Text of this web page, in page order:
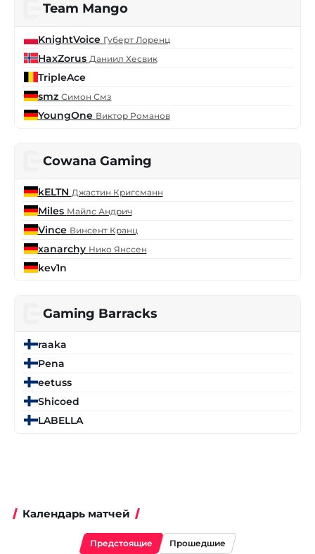
Team Mango
KnightVoice Губерт Лоренц
HaxZorus Даниил Хесвик
TripleAce
smz Симон Смз
YoungOne Виктор Романов
Cowana Gaming
kELTN Джастин Кригсманн
Miles Майлс Андрич
Vince Винсент Кранц
xanarchy Нико Янссен
kev1n
Gaming Barracks
raaka
Pena
eetuss
Shicoed
LABELLA
Календарь матчей
Предстоящие Прошедшие